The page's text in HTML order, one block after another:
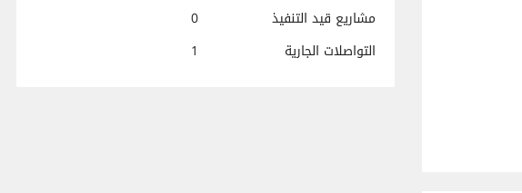
مشاريع قيد التنفيذ
0
التواصلات الجارية
1